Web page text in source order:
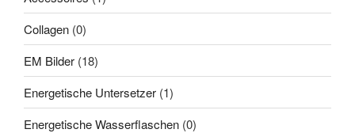
Collagen (0)
EM Bilder (18)
Energetische Untersetzer (1)
Energetische Wasserflaschen (0)